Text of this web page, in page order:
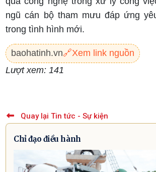
ngũ cán bộ tham mưu đáp ứng
trong tình hình mới.
baohatinh.vn🔗Xem link nguồn
Lượt xem: 141
Quay lại Tin tức - Sự kiện
Chỉ đạo điều hành